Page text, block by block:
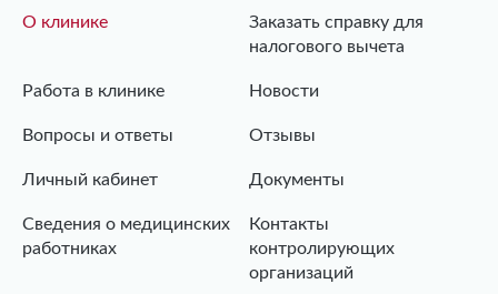
О клинике
Заказать справку для
налогового вычета
Работа в клинике Новости
Вопросы и ответы Отзывы
Личный кабинет Документы
Сведения о медицинских
работниках
Контакты
контролирующих
организаций